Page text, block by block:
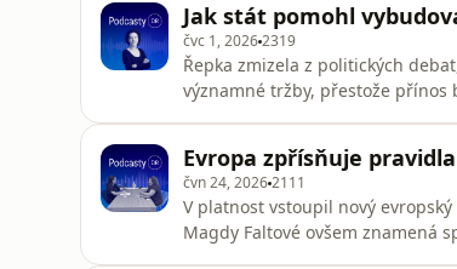
drDěkujeme! 💙
Jak stát pomohl
čvc 1, 20262319
Řepka zmizela z politických
významné tržby, přestože
uchvácení státu a jeho z
Evropa zpřísňuje
čvn 24, 20262111
V platnost vstoupil nový
Magdy Faltové ovšem znamená